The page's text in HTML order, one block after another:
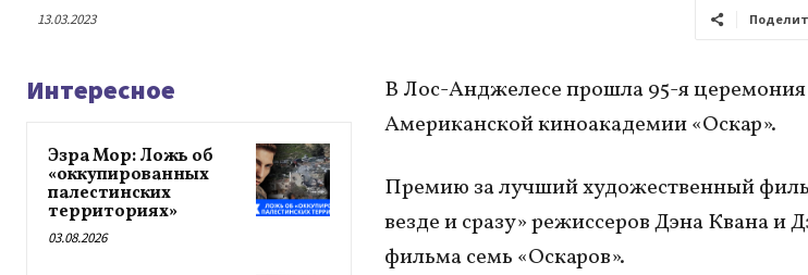
13.03.2023
Интересное
Эзра Мор: Ложь об
«оккупированных
палестинских
территориях»
03.08.2026
В Лос-Анджелесе прошла 95-я церемония
Американской киноакадемии «Оскар».
Премию за лучший художественный
везде и сразу» режиссеров Дэна Квана и
фильма семь «Оскаров».